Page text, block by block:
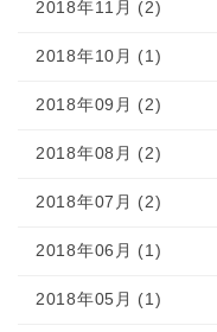
2018年11月 (2)
2018年10月 (1)
2018年09月 (2)
2018年08月 (2)
2018年07月 (2)
2018年06月 (1)
2018年05月 (1)